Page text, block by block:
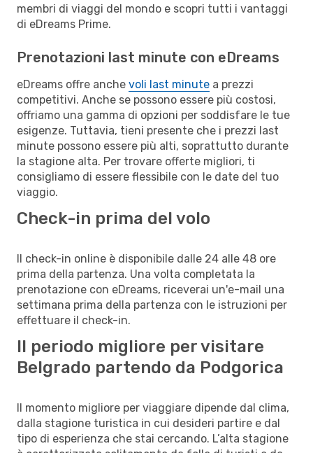
membri di viaggi del mondo e scopri tutti i vantaggi
di eDreams Prime.
Prenotazioni last minute con eDreams
eDreams offre anche voli last minute a prezzi
competitivi. Anche se possono essere più costosi,
offriamo una gamma di opzioni per soddisfare le tue
esigenze. Tuttavia, tieni presente che i prezzi last
minute possono essere più alti, soprattutto durante
la stagione alta. Per trovare offerte migliori, ti
consigliamo di essere flessibile con le date del tuo
viaggio.
Check-in prima del volo
Il check-in online è disponibile dalle 24 alle 48 ore
prima della partenza. Una volta completata la
prenotazione con eDreams, riceverai un'e-mail una
settimana prima della partenza con le istruzioni per
effettuare il check-in.
Il periodo migliore per visitare
Belgrado partendo da Podgorica
Il momento migliore per viaggiare dipende dal clima,
dalla stagione turistica in cui desideri partire e dal
tipo di esperienza che stai cercando. L’alta stagione